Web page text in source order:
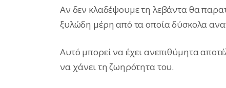
Αν δεν κλαδέψουμε τη λεβάντα θα
ξυλώδη μέρη από τα οποία δύσκολα
Αυτό μπορεί να έχει ανεπιθύμητα
να χάνει τη ζωηρότητα του.